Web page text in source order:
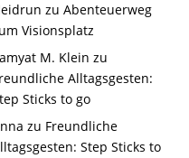
zuAbenteuerweg
Visionsplatz
M. Klein zu
Alltagsgesten:
Sticks to go
zu Freundliche
Step Sticks to